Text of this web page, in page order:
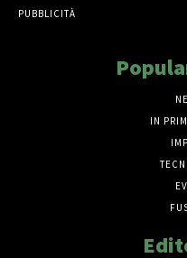
PUBBLICITÀ
IN